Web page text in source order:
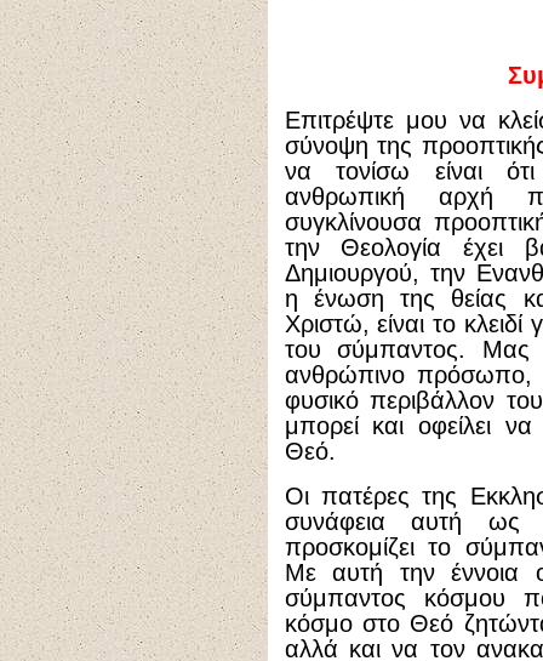
Επιτρέψτε μου να
σύνοψη της
να τονίσω είναι
ανθρωπική αρχή
συγκλίνουσα
την Θεολογία έχει
Δημιουργού, την
η ένωση της θείας
Χριστώ, είναι το
του σύμπαντος. Μας
ανθρώπινο πρόσωπο,
φυσικό περιβάλλον
μπορεί και οφείλει
Θεό.
Οι πατέρες της
συνάφεια αυτή ως
προσκομίζει το
Με αυτή την έννοια
σύμπαντος κόσμου
κόσμο στο Θεό
αλλά και να τον